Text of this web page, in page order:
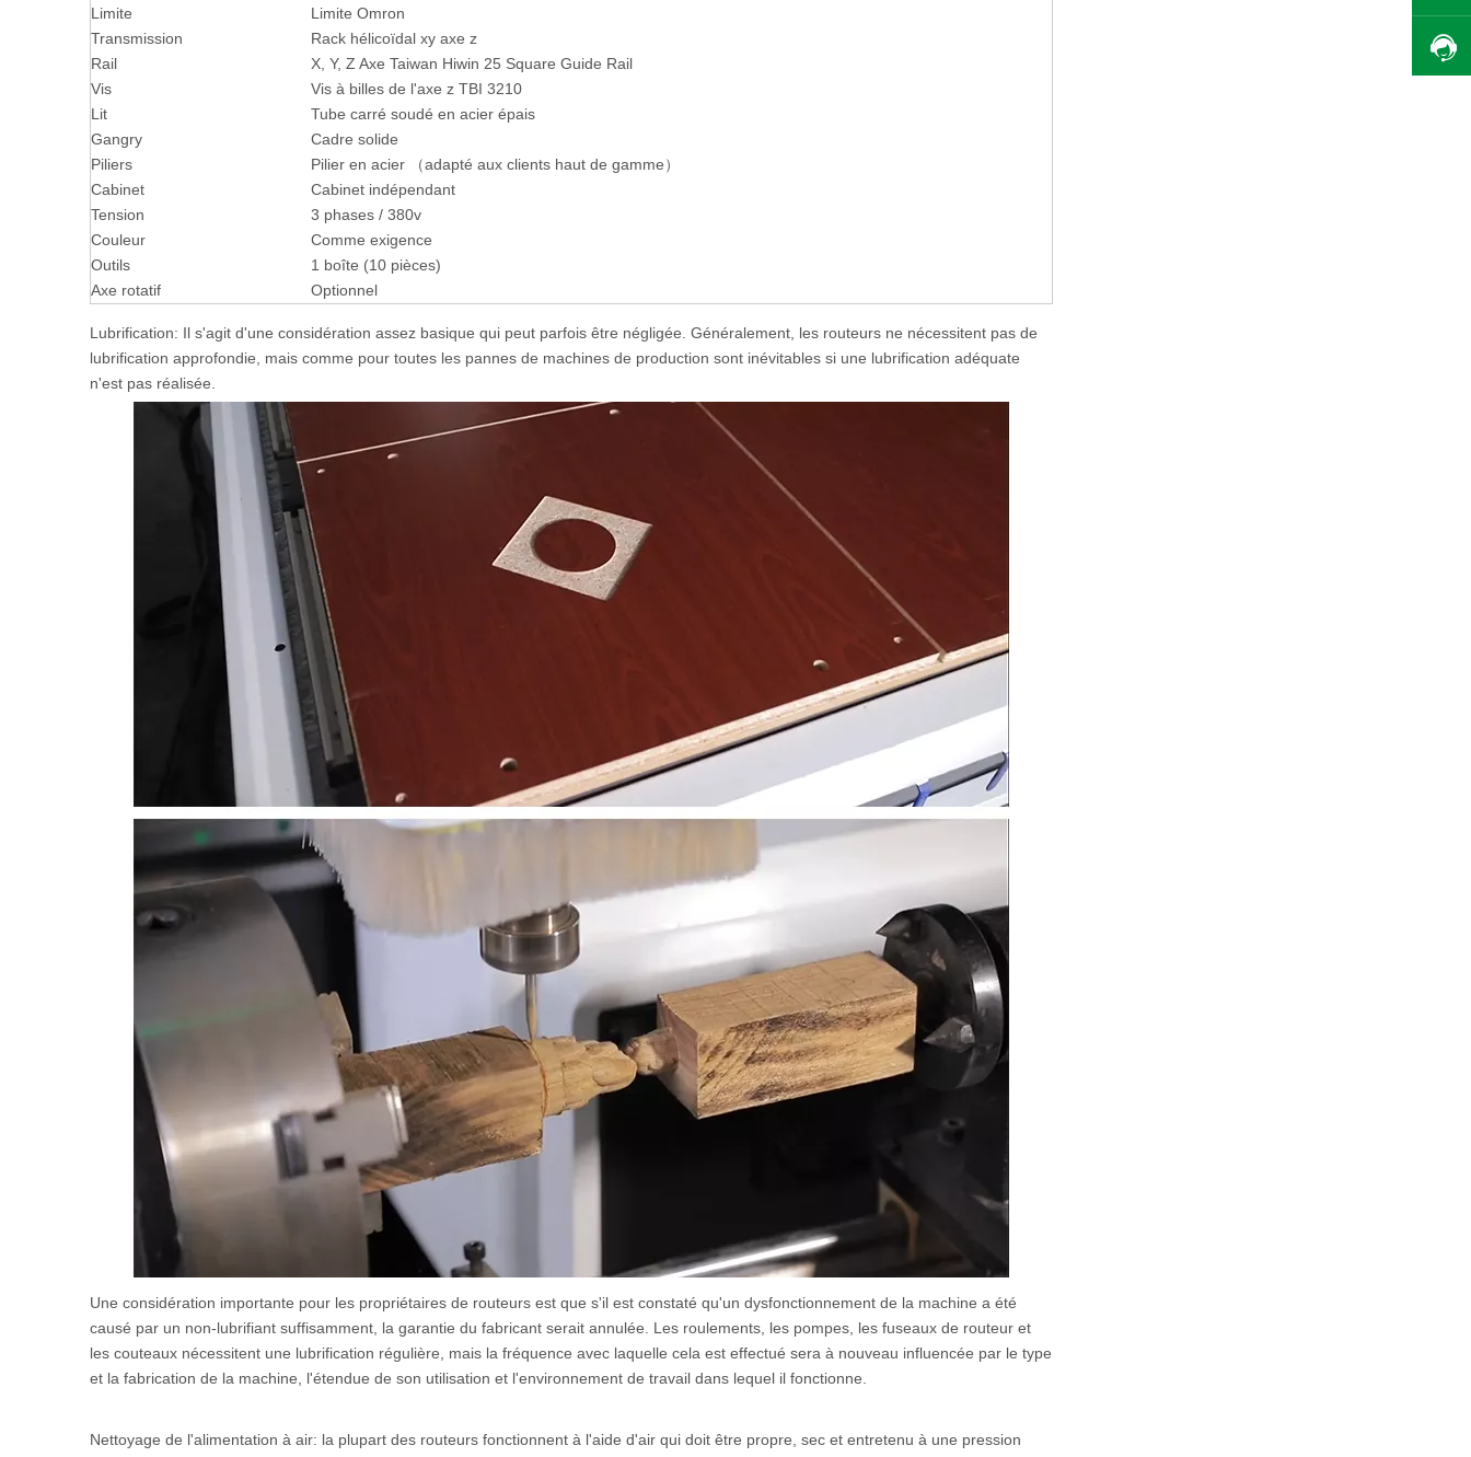
Limite
Limite Omron
Transmission
Rack hélicoïdal xy axe z
Rail
X, Y, Z Axe Taiwan Hiwin 25 Square Guide Rail
Vis
Vis à billes de l'axe z TBI 3210
Lit
Tube carré soudé en acier épais
Gangry
Cadre solide
Piliers
Pilier en acier （adapté aux clients haut de gamme）
Cabinet
Cabinet indépendant
Tension
3 phases / 380v
Couleur
Comme exigence
Outils
1 boîte (10 pièces)
Axe rotatif
Optionnel
Lubrification: Il s'agit d'une considération assez basique qui peut parfois être négligée. Généralement, les routeurs ne nécessitent pas de
lubrification approfondie, mais comme pour toutes les pannes de machines de production sont inévitables si une lubrification adéquate
n'est pas réalisée.
Une considération importante pour les propriétaires de routeurs est que s'il est constaté qu'un dysfonctionnement de la machine a été
causé par un non-lubrifiant suffisamment, la garantie du fabricant serait annulée. Les roulements, les pompes, les fuseaux de routeur et
les couteaux nécessitent une lubrification régulière, mais la fréquence avec laquelle cela est effectué sera à nouveau influencée par le type
et la fabrication de la machine, l'étendue de son utilisation et l'environnement de travail dans lequel il fonctionne.
Nettoyage de l'alimentation à air: la plupart des routeurs fonctionnent à l'aide d'air qui doit être propre, sec et entretenu à une pression